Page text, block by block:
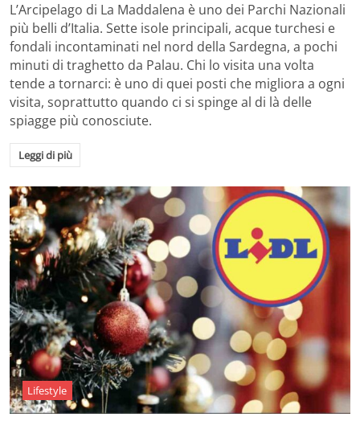
L’Arcipelago di La Maddalena è uno dei Parchi Nazionali
più belli d’Italia. Sette isole principali, acque turchesi e
fondali incontaminati nel nord della Sardegna, a pochi
minuti di traghetto da Palau. Chi lo visita una volta
tende a tornarci: è uno di quei posti che migliora a ogni
visita, soprattutto quando ci si spinge al di là delle
spiagge più conosciute.
Leggi di più
Lifestyle